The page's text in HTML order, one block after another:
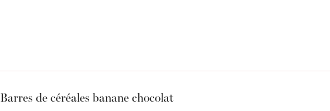
Barres de céréales banane chocolat